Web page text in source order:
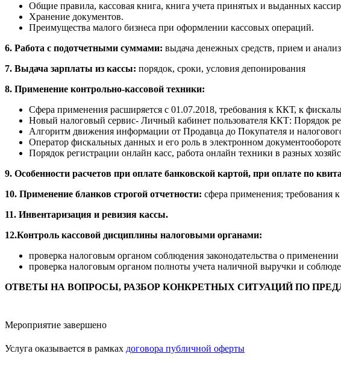
Общие правила, кассовая книга, книга учета принятых и выданных
Хранение документов.
Преимущества малого бизнеса при оформлении кассовых операций.
6. Работа с подотчетными суммами: выдача денежных средств, прием и
7. Выдача зарплаты из кассы: порядок, сроки, условия депонирования
8. Применение контрольно-кассовой техники:
Сфера применения расширяется с 01.07.2018, требования к ККТ, к
Новый налоговый сервис- Личный кабинет пользователя ККТ: Порядок
Алгоритм движения информации от Продавца до Покупателя и
Оператор фискальных данных и его роль в электронном
Порядок регистрации онлайн касс, работа онлайн техники в разных
9. Особенности расчетов при оплате банковской картой, при оплате по
10. Применение бланков строгой отчетности: сфера применения;
11. Инвентаризация и ревизия кассы.
12.Контроль кассовой дисциплины налоговыми органами:
проверка налоговым органом соблюдения законодательства о
проверка налоговым органом полноты учета наличной выручки и
ОТВЕТЫ НА ВОПРОСЫ, РАЗБОР КОНКРЕТНЫХ СИТУАЦИЙ ПО
Мероприятие завершено
Услуга оказывается в рамках договора публичной оферты